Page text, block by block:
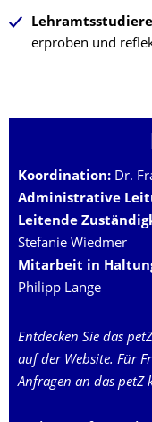
erproben und
Koordination: Dr.
Administrative
Leitende
Stefanie Wiedmer
Mitarbeit in
Philipp Lange
Entdecken Sie das
auf der Website. Für
Anfragen an das petZ